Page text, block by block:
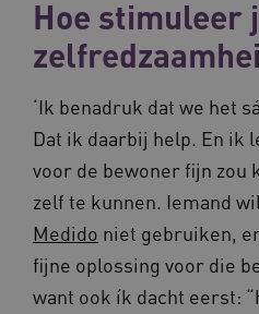
Hoe stimuleer
‘Ik benadruk dat we het
Dat ik daarbij help. En ik
voor de bewoner fijn zou
zelf te kunnen. Iemand
Medido niet gebruiken,
fijne oplossing voor die
want ook ík dacht eerst:
ASLBSA